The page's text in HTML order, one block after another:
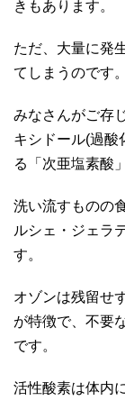
きもあります。
ただ、大量に発
てしまうのです。
みなさんがご存
キシドール(過酸
る「次亜塩素酸
洗い流すものの
ルシェ・ジェラ
す。
オゾンは残留せ
が特徴で、不要
です。
活性酸素は体内